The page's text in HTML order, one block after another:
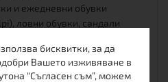
и ежедневни обувки
ловни обувки, сандали
чували, шалтета,
резервни рейки.
бисквитки, за да
Вашето изживяване в
“Съгласен съм”, можем